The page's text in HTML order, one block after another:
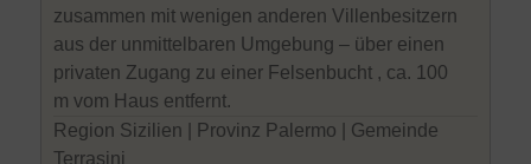
zusammen mit wenigen anderen Villenbesitzern
aus der unmittelbaren Umgebung – über einen
privaten Zugang zu einer Felsenbucht , ca. 100
m vom Haus entfernt.
Region Sizilien | Provinz Palermo | Gemeinde
Terrasini